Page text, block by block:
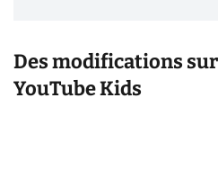
Des modifications
YouTube Kids